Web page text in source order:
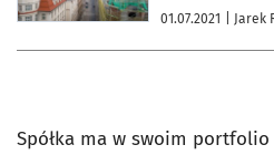
01.07.2021 | Jarek
Spółka ma w swoim